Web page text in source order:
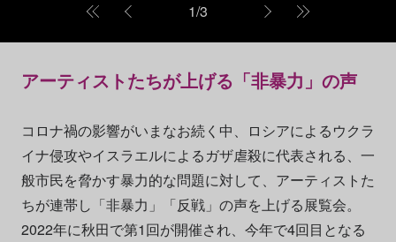
1/3
アーティストたちが上げる「非暴力」の声
コロナ禍の影響がいまなお続く中、ロシアによるウクラ
イナ侵攻やイスラエルによるガザ虐殺に代表される、一
般市民を脅かす暴力的な問題に対して、アーティストた
ちが連帯し「非暴力」「反戦」の声を上げる展覧会。
2022年に秋田で第1回が開催され、今年で4回目となる